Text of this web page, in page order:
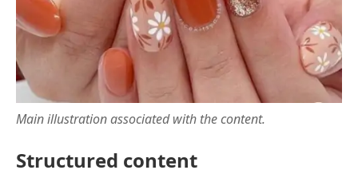
Main illustration associated with the content.
Structured content